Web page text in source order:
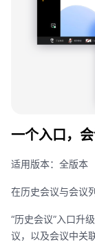
一个入口，
适用版本：全版本
在历史会议与会议
“历史会议”入口升
议，以及会议中关